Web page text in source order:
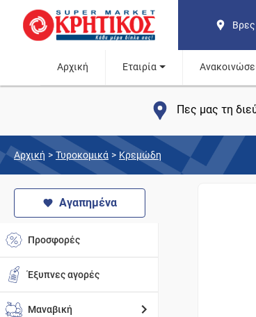
Αρχική Εταιρία
Πες μας τη
Αρχική > Τυροκομικά > Κρεμώδη
Αγαπημένα
Προσφορές
Έξυπνες αγορές
Μαναβική